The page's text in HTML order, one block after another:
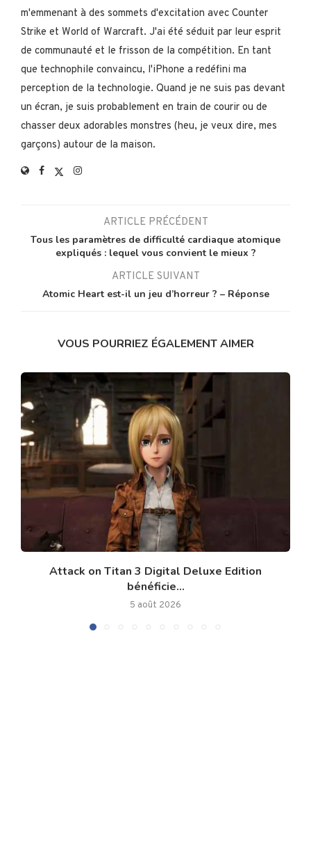
m'emmenant à des sommets d'excitation avec Counter
Strike et World of Warcraft. J'ai été séduit par leur esprit
de communauté et le frisson de la compétition. En tant
que technophile convaincu, l'iPhone a redéfini ma
perception de la technologie. Quand je ne suis pas devant
un écran, je suis probablement en train de courir ou de
chasser deux adorables monstres (heu, je veux dire, mes
garçons) autour de la maison.
ARTICLE PRÉCÉDENT
Tous les paramètres de difficulté cardiaque atomique
expliqués : lequel vous convient le mieux ?
ARTICLE SUIVANT
Atomic Heart est-il un jeu d’horreur ? – Réponse
VOUS POURRIEZ ÉGALEMENT AIMER
Attack on Titan 3 Digital Deluxe Edition
bénéficie...
5 août 2026